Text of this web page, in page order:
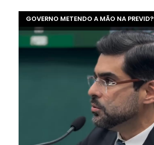
GOVERNO METENDO A MÃO NA PREVID?